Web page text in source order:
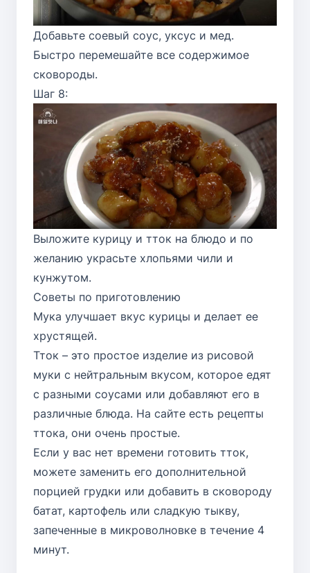
Добавьте соевый соус, уксус и мед.
Быстро перемешайте все содержимое
сковороды.
Шаг 8:
Выложите курицу и тток на блюдо и по
желанию украсьте хлопьями чили и
кунжутом.
Советы по приготовлению
Мука улучшает вкус курицы и делает ее
хрустящей.
Тток – это простое изделие из рисовой
муки с нейтральным вкусом, которое едят
с разными соусами или добавляют его в
различные блюда. На сайте есть рецепты
ттока, они очень простые.
Если у вас нет времени готовить тток,
можете заменить его дополнительной
порцией грудки или добавить в сковороду
батат, картофель или сладкую тыкву,
запеченные в микроволновке в течение 4
минут.